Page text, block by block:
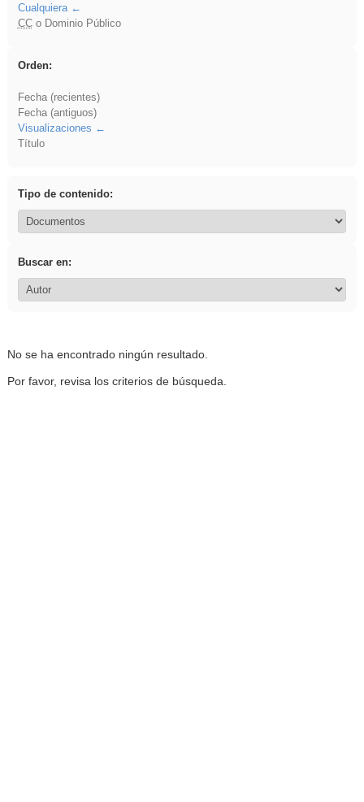
Cualquiera
CCo Dominio Público
Orden:
Fecha (recientes)
Fecha (antiguos)
Visualizaciones
Título
Tipo de contenido:
Buscar en:
No se ha encontrado ningún resultado.
Por favor, revisa los criterios de búsqueda.